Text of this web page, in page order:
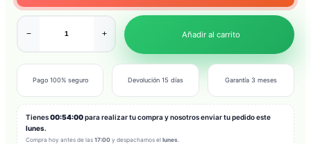
− + Añadir al carrito
Pago 100% seguro Devolución 15 días Garantía 3 meses
Tienes00:53:58para realizar tu compra y nosotros enviar tu pedido este
lunes.
Compra hoy antes de las 17:00 y despachamos el lunes